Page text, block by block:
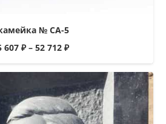
№ СА-5
607 ₽– 52 712 ₽